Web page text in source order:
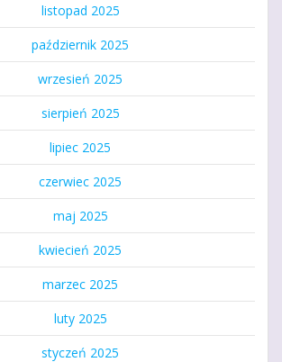
listopad 2025
październik 2025
wrzesień 2025
sierpień 2025
lipiec 2025
czerwiec 2025
maj 2025
kwiecień 2025
marzec 2025
luty 2025
styczeń 2025